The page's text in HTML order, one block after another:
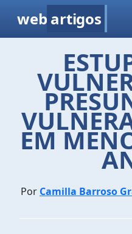
web artigos
EM
Por Camilla Barroso